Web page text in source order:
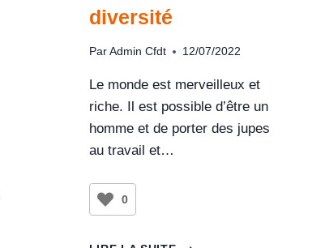
diversité
Par Admin Cfdt 12/07/2022
Le monde est merveilleux et
riche. Il est possible d’être un
homme et de porter des jupes
au travail et…
0